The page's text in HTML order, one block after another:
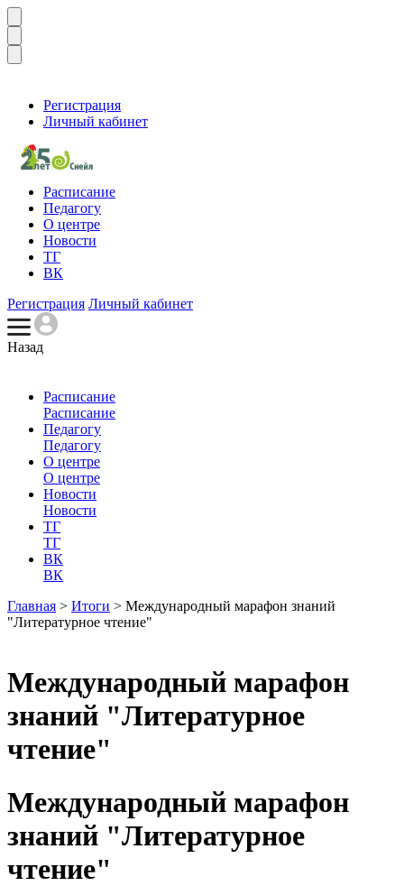
Регистрация
Личный кабинет
Расписание
Педагогу
О центре
Новости
ТГ
ВК
Регистрация Личный кабинет
Назад
Расписание
Расписание
Педагогу
Педагогу
О центре
О центре
Новости
Новости
ТГ
ТГ
ВК
ВК
Главная > Итоги > Международный марафон знаний
"Литературное чтение"
Международный марафон
знаний "Литературное
чтение"
Международный марафон
знаний "Литературное
чтение"